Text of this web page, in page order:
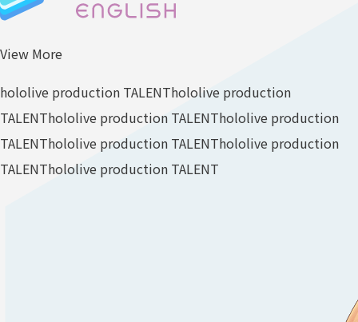
View More
hololive production TALENThololive production
TALENThololive production TALENThololive production
TALENThololive production TALENThololive production
TALENThololive production TALENT